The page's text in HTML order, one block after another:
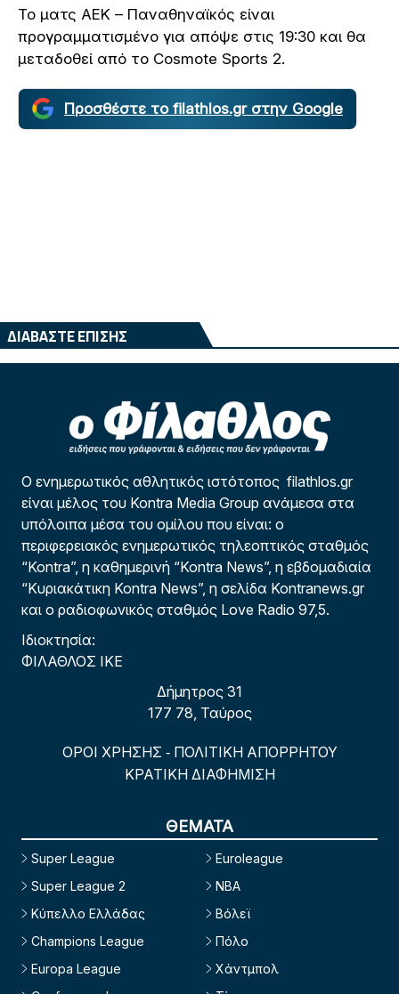
Το ματς ΑΕΚ – Παναθηναϊκός είναι
προγραμματισμένο για απόψε στις 19:30 και θα
μεταδοθεί από το Cosmote Sports 2.
Προσθέστε το filathlos.gr στην Google
ΔΙΑΒΑΣΤΕ ΕΠΙΣΗΣ
Ο ενημερωτικός αθλητικός ιστότοπος filathlos.gr
είναι μέλος του Kontra Media Group ανάμεσα στα
υπόλοιπα μέσα του ομίλου που είναι: ο
περιφερειακός ενημερωτικός τηλεοπτικός σταθμός
“Kontra”, η καθημερινή “Kontra News”, η εβδομαδιαία
“Κυριακάτικη Kontra News”, η σελίδα Kontranews.gr
και ο ραδιοφωνικός σταθμός Love Radio 97,5.
Ιδιοκτησία:
ΦΙΛΑΘΛΟΣ ΙΚΕ
Δήμητρος 31
177 78, Ταύρος
ΟΡΟΙ ΧΡΗΣΗΣ - ΠΟΛΙΤΙΚΗ ΑΠΟΡΡΗΤΟΥ
ΚΡΑΤΙΚΗ ΔΙΑΦΗΜΙΣΗ
ΘΕΜΑΤΑ
Super League
Super League 2
Κύπελλο Ελλάδας
Champions League
Europa League
Euroleague
NBA
Βόλεϊ
Πόλο
Χάντμπολ